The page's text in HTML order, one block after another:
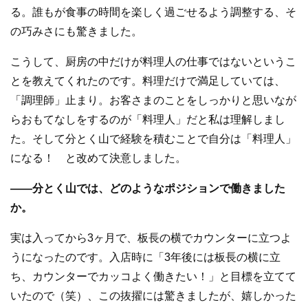
る。誰もが食事の時間を楽しく過ごせるよう調整する、そ
の巧みさにも驚きました。
こうして、厨房の中だけが料理人の仕事ではないというこ
とを教えてくれたのです。料理だけで満足していては、
「調理師」止まり。お客さまのことをしっかりと思いなが
らおもてなしをするのが「料理人」だと私は理解しまし
た。そして分とく山で経験を積むことで自分は「料理人」
になる！ と改めて決意しました。
——分とく山では、どのようなポジションで働きました
か。
実は入ってから3ヶ月で、板長の横でカウンターに立つよ
うになったのです。入店時に「3年後には板長の横に立
ち、カウンターでカッコよく働きたい！」と目標を立てて
いたので（笑）、この抜擢には驚きましたが、嬉しかった